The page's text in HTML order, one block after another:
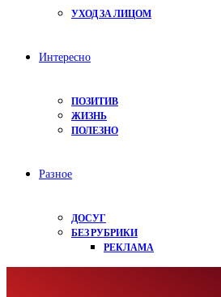
УХОД ЗА ЛИЦОМ
Интересно
ПОЗИТИВ
ЖИЗНЬ
ПОЛЕЗНО
Разное
ДОСУГ
БЕЗ РУБРИКИ
РЕКЛАМА